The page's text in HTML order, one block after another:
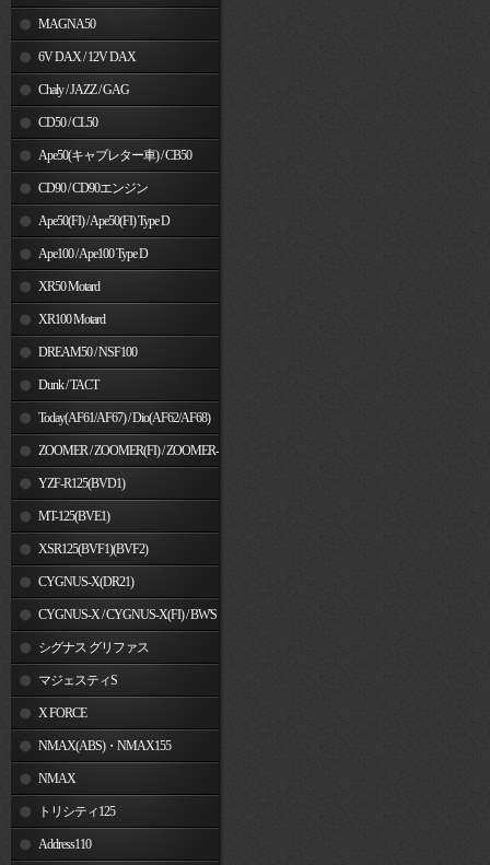
MAGNA50
6V DAX / 12V DAX
Chaly / JAZZ / GAG
CD50 / CL50
Ape50(キャブレター車) / CB50
CD90 / CD90エンジン
Ape50(FI) / Ape50(FI) Type D
Ape100 / Ape100 Type D
XR50 Motard
XR100 Motard
DREAM50 / NSF100
Dunk / TACT
Today(AF61/AF67) / Dio(AF62/AF68)
ZOOMER / ZOOMER(FI) / ZOOMER-
YZF-R125(BVD1)
MT-125(BVE1)
XSR125(BVF1)(BVF2)
CYGNUS-X(DR21)
CYGNUS-X / CYGNUS-X(FI) / BW'S
125 シグナス グリファス
マジェスティS
X FORCE
NMAX(ABS)・NMAX155
NMAX
トリシティ125
Address110